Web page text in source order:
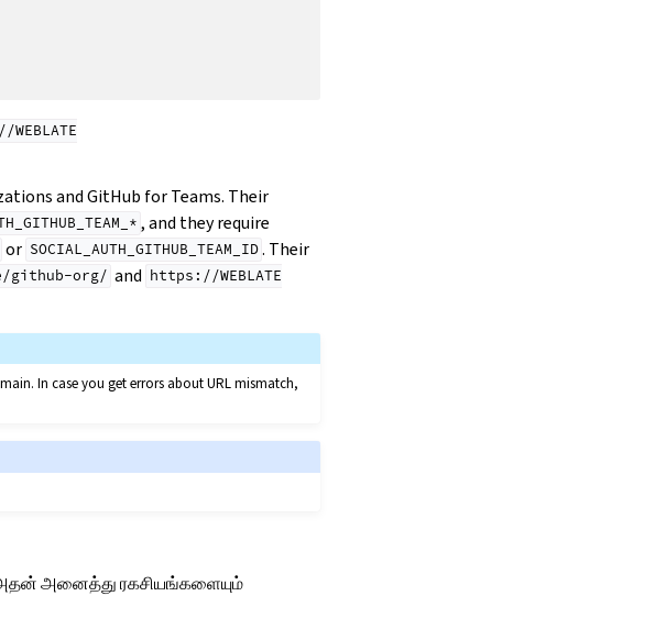
and GitHub for Teams. Their
, and they require
or SOCIAL_AUTH_GITHUB_TEAM_ID . Their
github-org/ and https://WEBLATE
In case you get errors about URL mismatch,
அதன் அனைத்து ரகசியங்களையும்